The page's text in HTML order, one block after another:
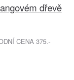
dřevě
CENA 375.-